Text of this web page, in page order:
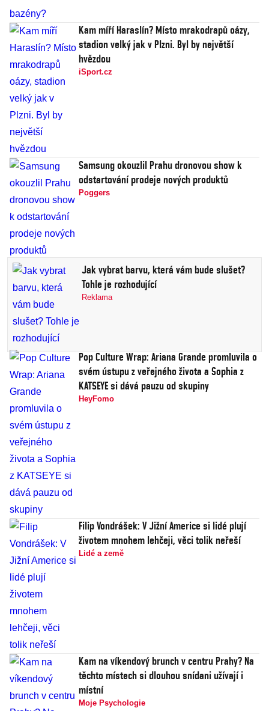
Kam míří Haraslín? Místo mrakodrapů oázy,
stadion velký jak v Plzni. Byl by největší
hvězdou
iSport.cz
Samsung okouzlil Prahu dronovou show k
odstartování prodeje nových produktů
Poggers
Jak vybrat barvu, která vám bude slušet?
Tohle je rozhodující
Reklama
Pop Culture Wrap: Ariana Grande promluvila o
svém ústupu z veřejného života a Sophia z
KATSEYE si dává pauzu od skupiny
HeyFomo
Filip Vondrášek: V Jižní Americe si lidé plují
životem mnohem lehčeji, věci tolik neřeší
Lidé a země
Kam na víkendový brunch v centru Prahy? Na
těchto místech si dlouhou snídani užívají i
místní
Moje Psychologie